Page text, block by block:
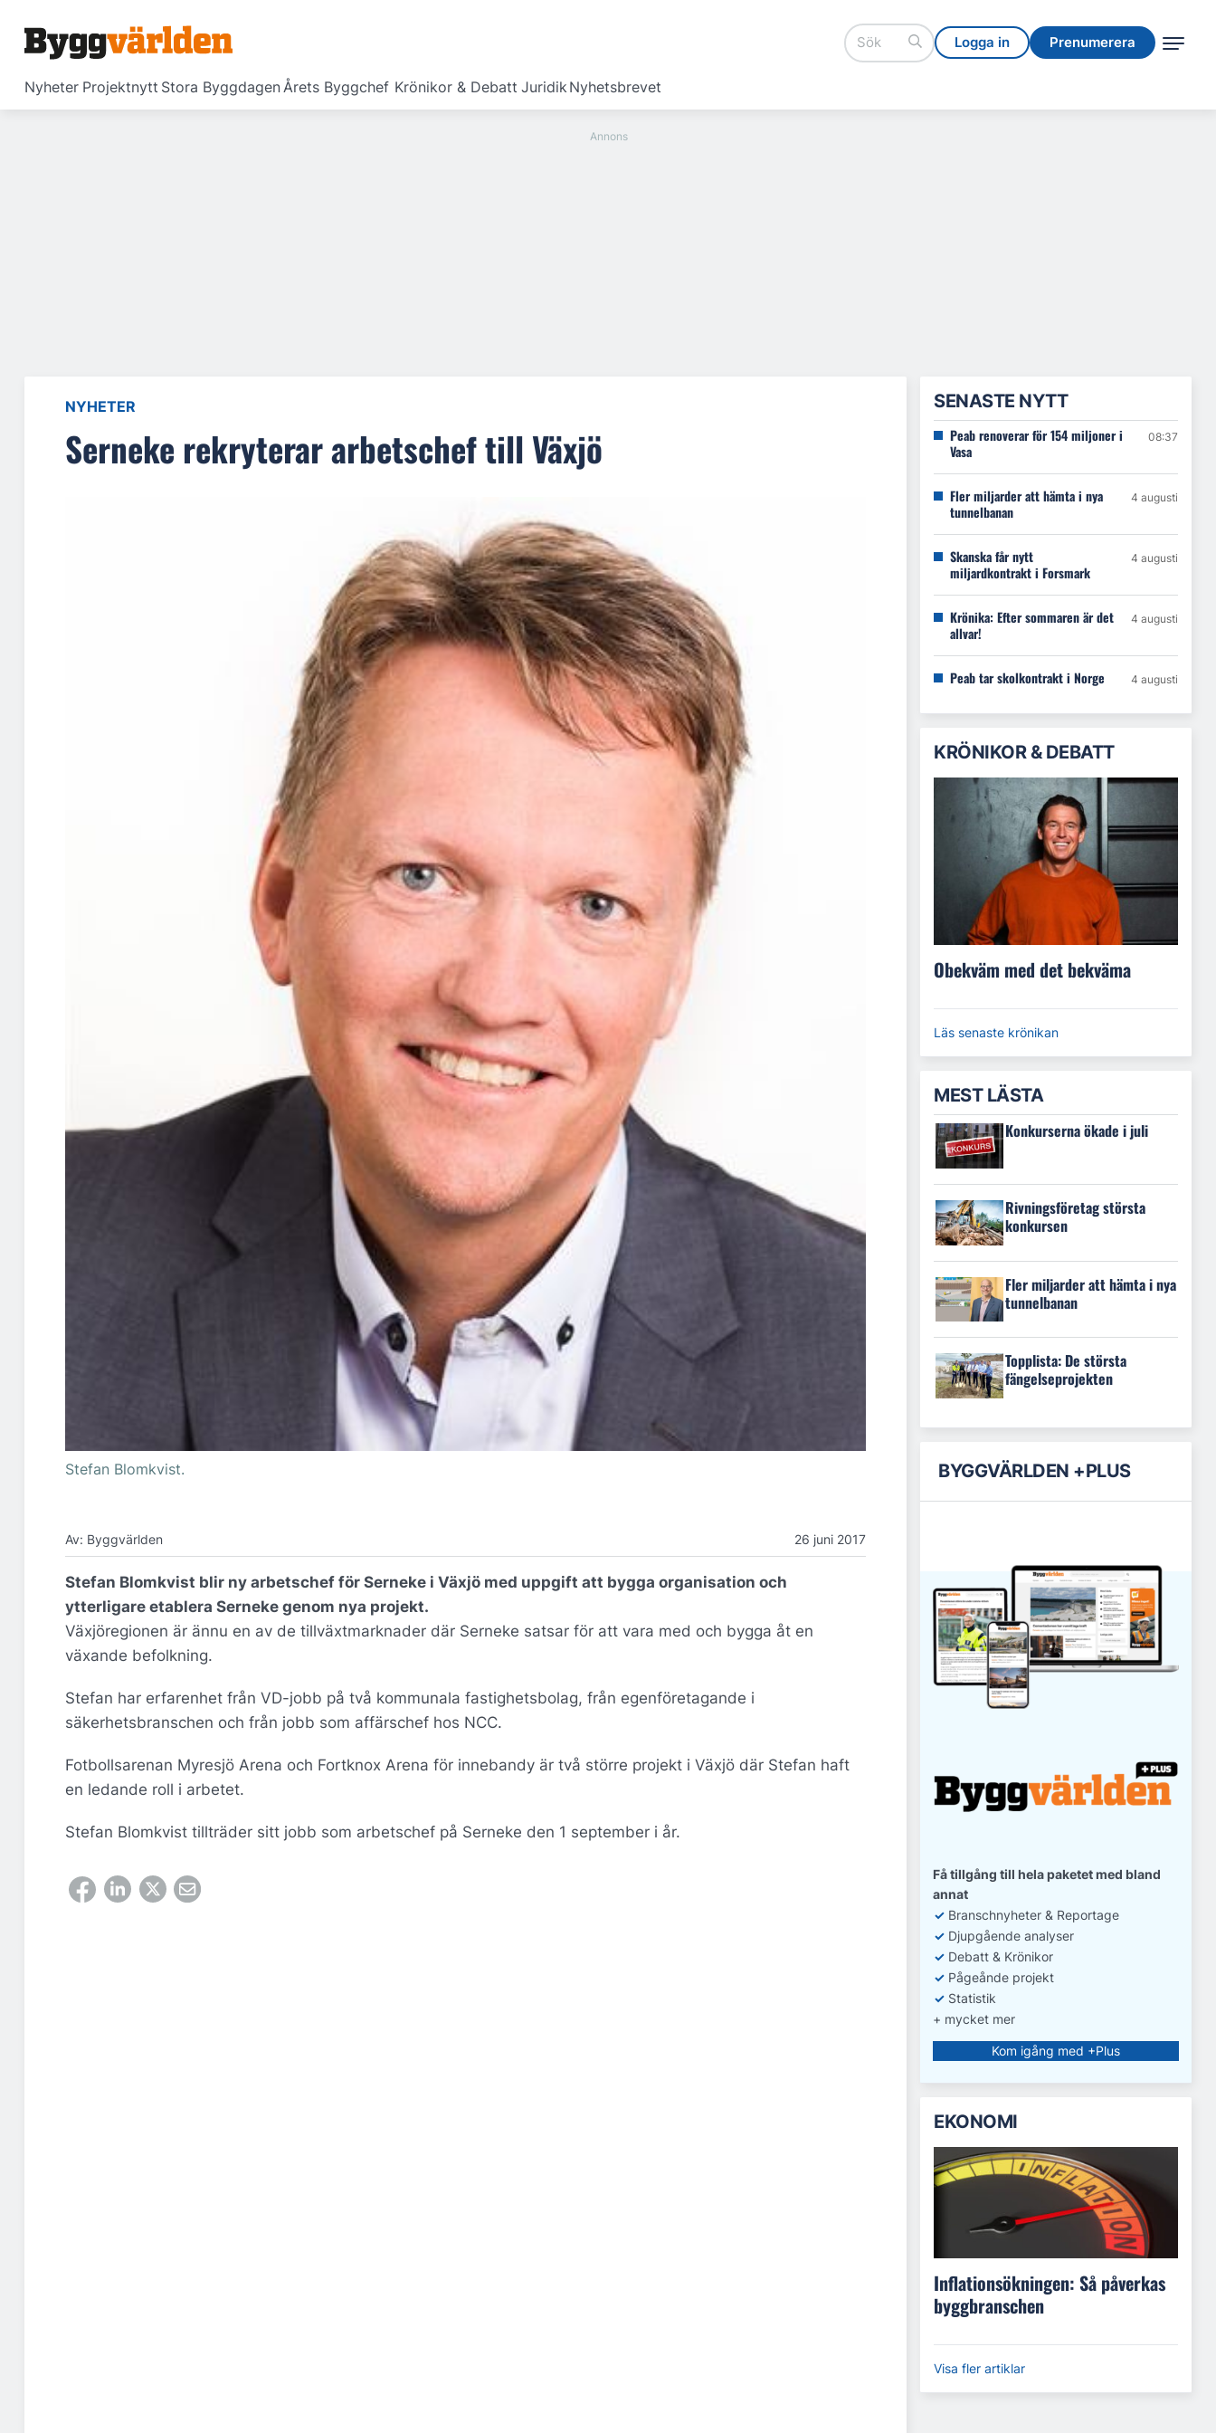
Logga in Prenumerera
Nyheter Projektnytt Stora ByggdagenÅrets Byggchef Krönikor & Debatt JuridikNyhetsbrevet
Logga in Prenumerera
NYHETER
Serneke rekryterar arbetschef till Växjö
Stefan Blomkvist.
Av: Byggvärlden 26 juni 2017
Stefan Blomkvist blir ny arbetschef för Serneke i Växjö med uppgift att bygga organisation och
ytterligare etablera Serneke genom nya projekt.
Växjöregionen är ännu en av de tillväxtmarknader där Serneke satsar för att vara med och bygga åt en
växande befolkning.
Stefan har erfarenhet från VD-jobb på två kommunala fastighetsbolag, från egenföretagande i
säkerhetsbranschen och från jobb som affärschef hos NCC.
Fotbollsarenan Myresjö Arena och Fortknox Arena för innebandy är två större projekt i Växjö där Stefan haft
en ledande roll i arbetet.
Stefan Blomkvist tillträder sitt jobb som arbetschef på Serneke den 1 september i år.
SENASTE NYTT
Peab renoverar för 154 miljoner i
Vasa
08:37
Fler miljarder att hämta i nya
tunnelbanan
4 augusti
Skanska får nytt
miljardkontrakt i Forsmark
4 augusti
Krönika: Efter sommaren är det
allvar!
4 augusti
Peab tar skolkontrakt i Norge 4 augusti
KRÖNIKOR & DEBATT
Obekväm med det bekväma
Läs senaste krönikan
MEST LÄSTA
Konkurserna ökade i juli
Rivningsföretag största
konkursen
Fler miljarder att hämta i nya
tunnelbanan
Topplista: De största
fängelseprojekten
BYGGVÄRLDEN +PLUS
Få tillgång till hela paketet med bland
annat
✓ Branschnyheter & Reportage
✓ Djupgående analyser
✓ Debatt & Krönikor
✓ Pågeånde projekt
✓ Statistik
+ mycket mer
Kom igång med +Plus
EKONOMI
Inflationsökningen: Så påverkas
byggbranschen
Visa fler artiklar